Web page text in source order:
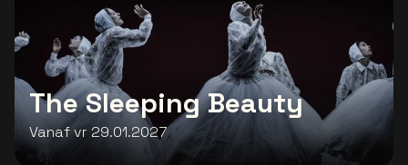
The Sleeping Beauty
Vanaf vr 29.01.2027